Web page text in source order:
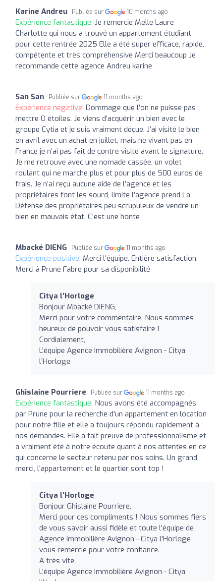
Karine Andreu Publiée sur 10 months ago
Expérience fantastique: Je remercie Melle Laure
Charlotte qui nous a trouvé un appartement étudiant
pour cette rentrée 2025 Elle a été super efficace, rapide,
compétente et très compréhensive Merci beaucoup Je
recommande cette agence Andreu karine
San San Publiée sur 11 months ago
Expérience négative: Dommage que l’on ne puisse pas
mettre O étoiles. Je viens d’acquérir un bien avec le
groupe Cytia et je suis vraiment déçue. J’ai visité le bien
en avril avec un achat en juillet, mais ne vivant pas en
France je n’ai pas fait de contre visite avant le signature.
Je me retrouve avec une nomade cassée, un volet
roulant qui ne marche plus et pour plus de 500 euros de
frais. Je n’ai reçu aucune aide de l’agence et les
propriétaires font les sourd, limite l’agence prend La
Défense des propriétaires peu scrupuleux de vendre un
bien en mauvais état. C’est une honte
Mbacké DIENG Publiée sur 11 months ago
Expérience positive: Merci l'équipe. Entière satisfaction.
Merci à Prune Fabre pour sa disponibilité
Citya l’Horloge
Bonjour Mbacké DIENG,
Merci pour votre commentaire. Nous sommes
heureux de pouvoir vous satisfaire !
Cordialement,
L'équipe Agence Immobilière Avignon - Citya
l’Horloge
Ghislaine Pourriere Publiée sur 11 months ago
Expérience fantastique: Nous avons été accompagnés
par Prune pour la recherche d'un appartement en location
pour notre fille et elle a toujours répondu rapidement à
nos demandes. Elle a fait preuve de professionnalisme et
a vraiment été à notre écoute quant à nos attentes en ce
qui concerne le secteur retenu par nos soins. Un grand
merci, l'appartement et le quartier sont top !
Citya l’Horloge
Bonjour Ghislaine Pourriere,
Merci pour ces compliments ! Nous sommes fiers
de vous savoir aussi fidèle et toute l'équipe de
Agence Immobilière Avignon - Citya l’Horloge
vous remercie pour votre confiance.
A très vite
L'équipe Agence Immobilière Avignon - Citya